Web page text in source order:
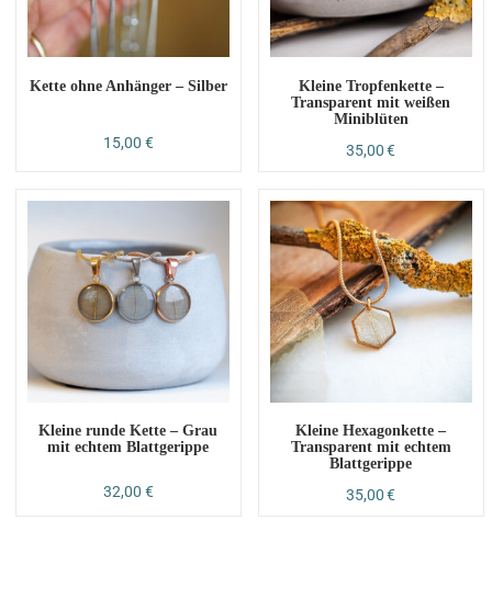
Kette ohne Anhänger – Silber
15,00 €
Kleine Tropfenkette –
Transparent mit weißen
Miniblüten
35,00€
Kleine runde Kette – Grau
mit echtem Blattgerippe
32,00 €
Kleine Hexagonkette –
Transparent mit echtem
Blattgerippe
35,00€